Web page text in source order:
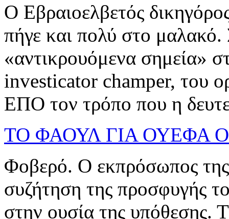
Ο Εβραιοελβετός
πήγε και πολύ στο μαλακό.
«αντικρουόμενα σημεία»
investicator champer, του
ΕΠΟ τον τρόπο που η
ΤΟ ΦΑΟΥΛ ΓΙΑ ΟΥΕΦΑ
Φοβερό. Ο εκπρόσωπος
συζήτηση της προσφυγής
στην ουσία της υπόθεσης.